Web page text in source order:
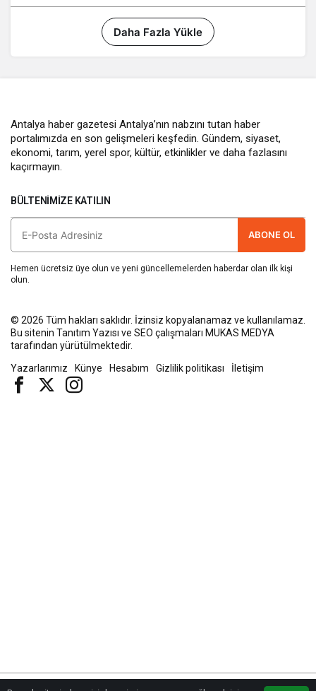
Daha Fazla Yükle
Antalya haber gazetesi Antalya’nın nabzını tutan haber
portalımızda en son gelişmeleri keşfedin. Gündem, siyaset,
ekonomi, tarım, yerel spor, kültür, etkinlikler ve daha fazlasını
kaçırmayın.
BÜLTENIMIZE KATILIN
ABONE OL
Hemen ücretsiz üye olun ve yeni güncellemelerden haberdar olan ilk kişi
olun.
© 2026 Tüm hakları saklıdır. İzinsiz kopyalanamaz ve kullanılamaz.
Bu sitenin Tanıtım Yazısı ve SEO çalışmaları MUKAS MEDYA
tarafından yürütülmektedir.
Yazarlarımız
Künye Hesabım Gizlilik politikası İletişim